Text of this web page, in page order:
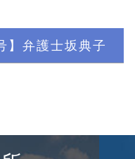
】弁護士坂典子